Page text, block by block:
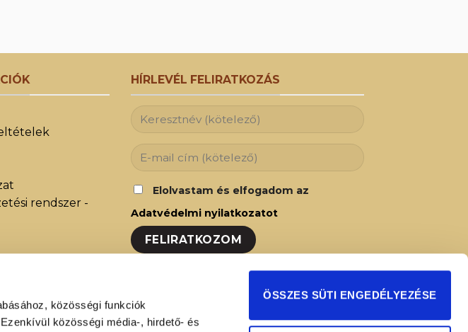
közösségi funkciók
közösségi média-, hirdető- és
ÖSSZES SÜTI ENGEDÉLYEZÉSE
rendszer -
HÍRLEVÉL FELIRATKOZÁS
Elolvastam és elfogadom az
Adatvédelmi nyilatkozatot
Iratkozzon fel hírlevelünkre és Ön is az elsők
között fog értesülni legújabb akcióinkról,
újdonságainkról!